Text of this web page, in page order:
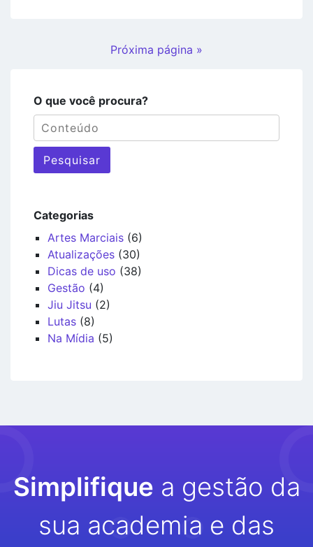
Próxima página »
O que você procura?
Pesquisar
Categorias
Artes Marciais (6)
Atualizações (30)
Dicas de uso (38)
Gestão (4)
Jiu Jitsu (2)
Lutas (8)
Na Mídia (5)
Simplifique a gestão da
sua academia e das